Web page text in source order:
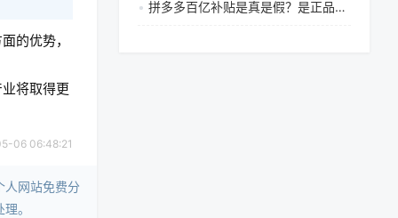
的优势，
将取得更
06 06:48:21
人网站免费分
。
拼多多百亿补贴是真是假？是正品吗？